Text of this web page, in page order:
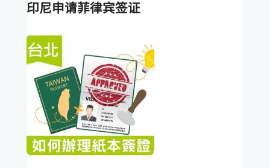
印尼申请菲律宾签证